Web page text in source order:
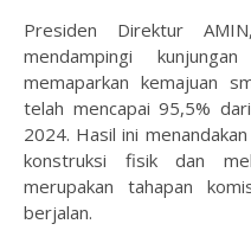
Presiden Direktur
mendampingi
memaparkan kemajuan
telah mencapai 95,5%
2024. Hasil ini
konstruksi fisik dan
merupakan tahapan
berjalan.